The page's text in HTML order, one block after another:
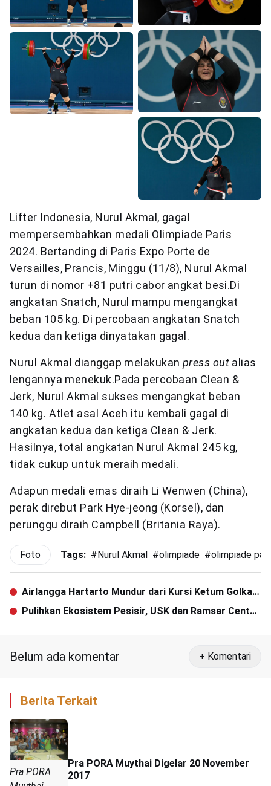
Lifter Indonesia, Nurul Akmal, gagal
mempersembahkan medali Olimpiade Paris
2024. Bertanding di Paris Expo Porte de
Versailles, Prancis, Minggu (11/8), Nurul Akmal
turun di nomor +81 putri cabor angkat besi.Di
angkatan Snatch, Nurul mampu mengangkat
beban 105 kg. Di percobaan angkatan Snatch
kedua dan ketiga dinyatakan gagal.
Nurul Akmal dianggap melakukan press out alias
lengannya menekuk.Pada percobaan Clean &
Jerk, Nurul Akmal sukses mengangkat beban
140 kg. Atlet asal Aceh itu kembali gagal di
angkatan kedua dan ketiga Clean & Jerk.
Hasilnya, total angkatan Nurul Akmal 245 kg,
tidak cukup untuk meraih medali.
Adapun medali emas diraih Li Wenwen (China),
perak direbut Park Hye-jeong (Korsel), dan
perunggu diraih Campbell (Britania Raya).
Foto Tags: #Nurul Akmal #olimpiade #olimpiade
Airlangga Hartarto Mundur dari Kursi Ketum Golkar,
Megawati Prihatin
Pulihkan Ekosistem Pesisir, USK dan Ramsar Center
Belum ada komentar + Komentari
Berita Terkait
Pra PORA
Pra PORA Muythai Digelar 20 November
2017